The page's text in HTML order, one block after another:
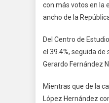
con más votos en la
ancho de la
Del Centro de
el 39.4%, seguida
Gerardo Fernández
Mientras que de la
López Hernández